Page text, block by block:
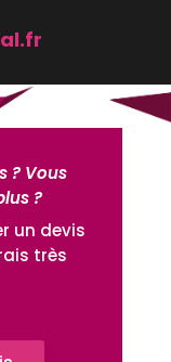
? Vous
?
un devis
très